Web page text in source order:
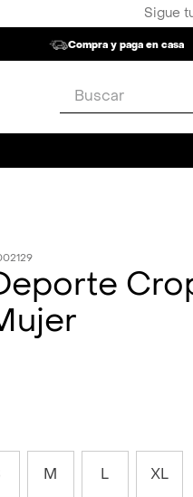
Sigue
Compra y paga en casa
Buscar
M L XL